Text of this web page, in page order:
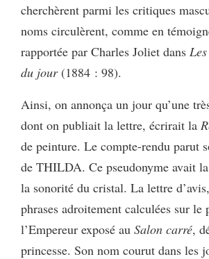
cherchèrent parmi les critiques
noms circulèrent, comme en
rapportée par Charles Joliet dans
du jour(1884 : 98).
Ainsi, on annonça un jour qu’une
dont on publiait la lettre, écrirait la
de peinture. Le compte-rendu parut
de THILDA. Ce pseudonyme avait
la sonorité du cristal. La lettre
phrases adroitement calculées sur le
l’Empereur exposé au Salon carré,
princesse. Son nom courut dans les